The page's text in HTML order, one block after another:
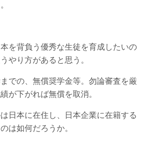
を背負う優秀な生徒を育成したいの
やり方があると思う。
での、無償奨学金等。勿論審査を厳
が下がれば無償を取消。
日本に在住し、日本企業に在籍する
は如何だろうか。